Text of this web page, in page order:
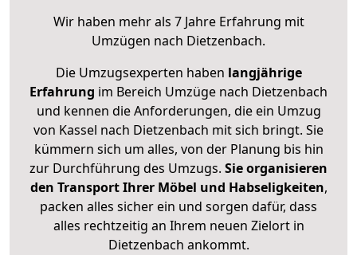
Wir haben mehr als 7 Jahre Erfahrung mit
Umzügen nach Dietzenbach.
Die Umzugsexperten haben langjährige
Erfahrung im Bereich Umzüge nach Dietzenbach
und kennen die Anforderungen, die ein Umzug
von Kassel nach Dietzenbach mit sich bringt. Sie
kümmern sich um alles, von der Planung bis hin
zur Durchführung des Umzugs. Sie organisieren
den Transport Ihrer Möbel und Habseligkeiten,
packen alles sicher ein und sorgen dafür, dass
alles rechtzeitig an Ihrem neuen Zielort in
Dietzenbach ankommt.